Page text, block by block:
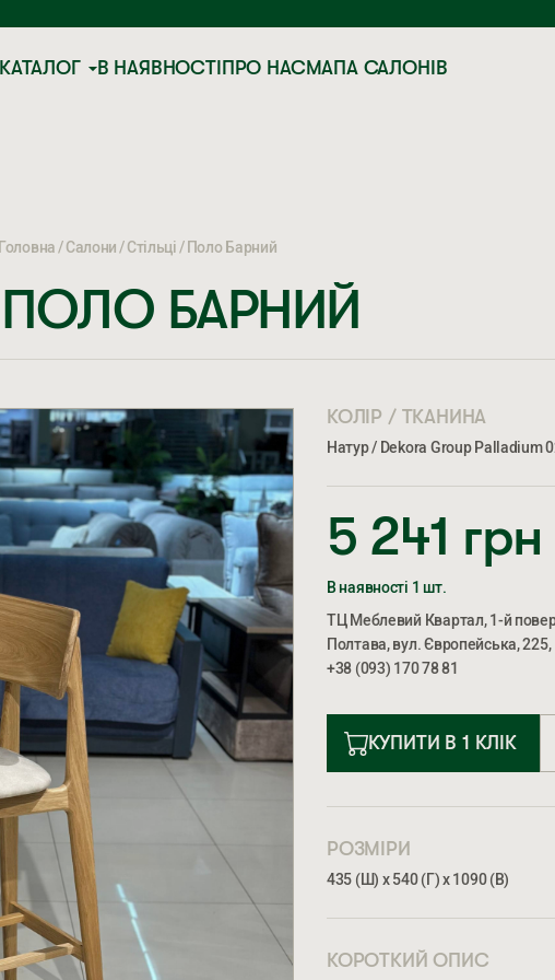
КАТАЛОГ В НАЯВНОСТІ ПРО НАСМАПА САЛОНІВ
Головна Салони Стільці Поло Барний
ПОЛО БАРНИЙ
КОЛІР / ТКАНИНА
Натур / Dekora Group Palladium
5 241 грн
В наявності 1 шт.
ТЦ Меблевий Квартал, 1-й
Полтава, вул. Європейська, 225,
+38 (093) 170 78 81
КУПИТИ В 1 КЛІК
РОЗМІРИ
435 (Ш) х 540 (Г) х 1090 (В)
КОРОТКИЙ ОПИС